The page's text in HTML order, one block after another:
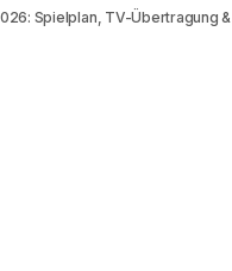
Spielplan, TV-Übertragung